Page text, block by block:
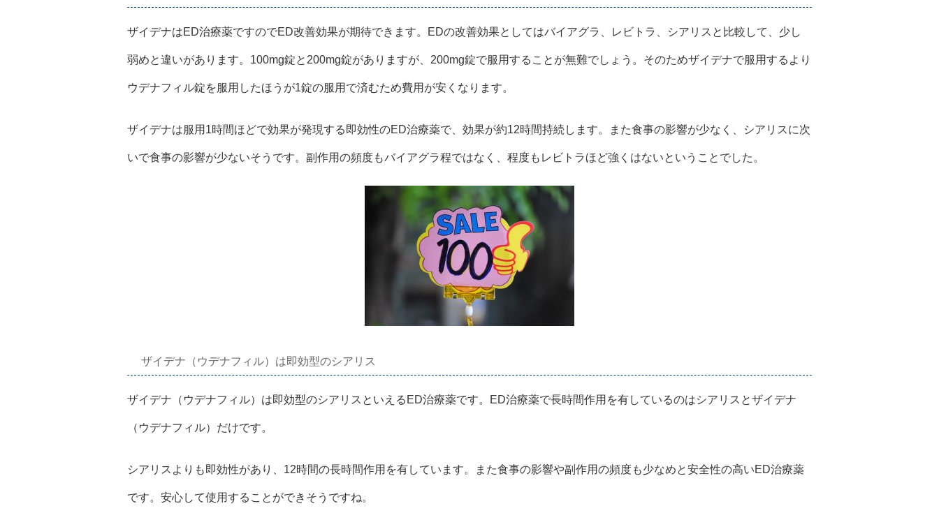
ザイデナはED治療薬ですのでED改善効果が期待できます。EDの改善効果としてはバイアグラ、レビトラ、シアリスと比較して、少し
弱めと違いがあります。100mg錠と200mg錠がありますが、200mg錠で服用することが無難でしょう。そのためザイデナで服用するより
ウデナフィル錠を服用したほうが1錠の服用で済むため費用が安くなります。
ザイデナは服用1時間ほどで効果が発現する即効性のED治療薬で、効果が約12時間持続します。また食事の影響が少なく、シアリスに次
いで食事の影響が少ないそうです。副作用の頻度もバイアグラ程ではなく、程度もレビトラほど強くはないということでした。
ザイデナ（ウデナフィル）は即効型のシアリス
ザイデナ（ウデナフィル）は即効型のシアリスといえるED治療薬です。ED治療薬で長時間作用を有しているのはシアリスとザイデナ
（ウデナフィル）だけです。
シアリスよりも即効性があり、12時間の長時間作用を有しています。また食事の影響や副作用の頻度も少なめと安全性の高いED治療薬
です。安心して使用することができそうですね。